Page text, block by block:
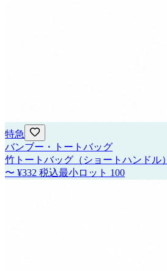
特急
バンブー・トートバッグ
竹トートバッグ（ショートハンドル）
〜 ¥332 税込最小ロット 100